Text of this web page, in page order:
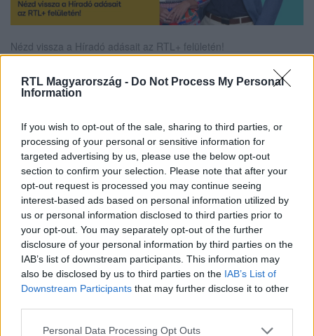
RTL Magyarország - Do Not Process My Personal
Information
If you wish to opt-out of the sale, sharing to third parties, or
processing of your personal or sensitive information for
targeted advertising by us, please use the below opt-out
section to confirm your selection. Please note that after your
opt-out request is processed you may continue seeing
interest-based ads based on personal information utilized by
us or personal information disclosed to third parties prior to
your opt-out. You may separately opt-out of the further
disclosure of your personal information by third parties on the
IAB’s list of downstream participants. This information may
also be disclosed by us to third parties on the IAB’s List of
Downstream Participants that may further disclose it to other
Please note that this website/app uses one or more Google
Personal Data Processing Opt Outs
Nézd vissza a Híradó adásait az RTL+ felületén!